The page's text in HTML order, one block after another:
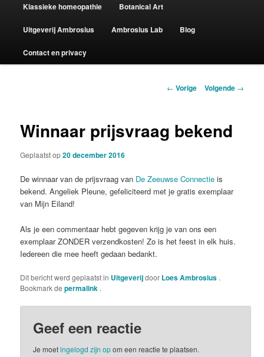
Klassieke homeopathie Botanical Art
Uitgeverij Ambrosius Ambrosius Lab Blog
Contact en privacy
Berichtnavigatie
← Vorige Volgende →
Winnaar prijsvraag bekend
Geplaatst op20 december 2016
De winnaar van de prijsvraag van De Zeeuwse Connectie is
bekend. Angeliek Pleune, gefeliciteerd met je gratis exemplaar
van Mijn Eiland!
Als je een commentaar hebt gegeven krijg je van ons een
exemplaar ZONDER verzendkosten! Zo is het feest in elk huis.
Iedereen die mee heeft gedaan bedankt.
Dit bericht werd geplaatst in Uitgeverijdoor Loes Ambrosius .
Bookmark depermalink .
Geef een reactie
Je moetingelogd zijn opom een reactie te plaatsen.